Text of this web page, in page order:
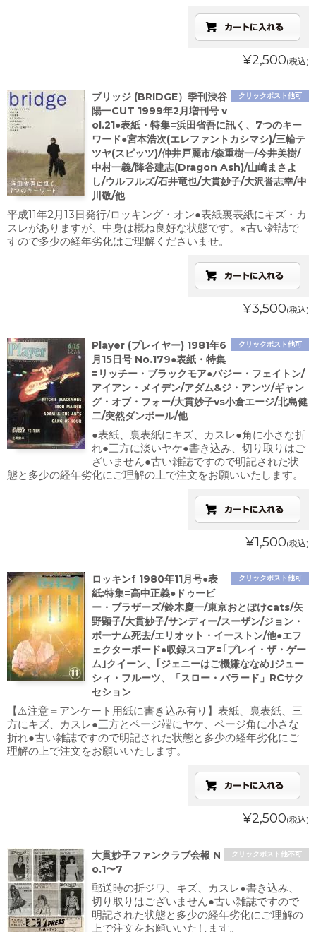
¥2,500(税込)
クリックポスト他可
ブリッジ (BRIDGE）季刊渋谷
陽一CUT 1999年2月増刊号 v
ol.21●表紙・特集=浜田省吾に訊く、7つのキー
ワード●宮本浩次(エレファントカシマシ)/三輪テ
ツヤ(スピッツ)/仲井戸麗市/森重樹一/今井美樹/
中村一義/降谷建志(Dragon Ash)/山崎まさよ
し/ウルフルズ/石井竜也/大貫妙子/大沢誉志幸/中
川敬/他
平成11年2月13日発行/ロッキング・オン●表紙裏表紙にキズ・カ
スレがありますが、中身は概ね良好な状態です。※古い雑誌で
すので多少の経年劣化はご理解くださいませ。
¥3,500(税込)
クリックポスト他可
Player (プレイヤー) 1981年6
月15日号 No.179●表紙・特集
=リッチー・ブラックモア●バジー・フェイトン/
アイアン・メイデン/アダム&ジ・アンツ/ギャン
グ・オブ・フォー/大貫妙子vs小倉エージ/北島健
二/突然ダンボール/他
●表紙、裏表紙にキズ、カスレ●角に小さな折
れ●三方に淡いヤケ●書き込み、切り取りはご
ざいません●古い雑誌ですので明記された状
態と多少の経年劣化にご理解の上で注文をお願いいたします。
¥1,500(税込)
クリックポスト他可
ロッキンf 1980年11月号●表
紙:特集=高中正義●ドゥービ
ー・ブラザーズ/鈴木慶一/東京おとぼけcats/矢
野顕子/大貫妙子/サンディー/スーザン/ジョン・
ボーナム死去/エリオット・イーストン/他●エフ
ェクターボード●収録スコア=｢プレイ・ザ・ゲー
ム｣クイーン、｢ジェニーはご機嫌ななめ｣ジュー
シィ・フルーツ、「スロー・バラード」RCサク
セション
【⚠️注意＝アンケート用紙に書き込み有り】表紙、裏表紙、三
方にキズ、カスレ●三方とページ端にヤケ、ページ角に小さな
折れ●古い雑誌ですので明記された状態と多少の経年劣化にご
理解の上で注文をお願いいたします。
¥2,500(税込)
クリックポスト他不可
大貫妙子ファンクラブ会報 N
o.1〜7
郵送時の折ジワ、キズ、カスレ●書き込み、
切り取りはございません●古い雑誌ですので
明記された状態と多少の経年劣化にご理解の
上で注文をお願いいたします。